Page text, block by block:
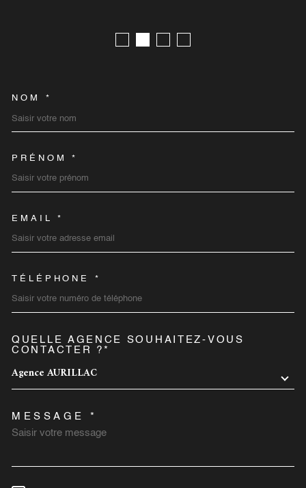
NOM *
PRÉNOM *
EMAIL *
TÉLÉPHONE *
QUELLE AGENCE SOUHAITEZ-VOUS
CONTACTER ?*
Agence AURILLAC
MESSAGE *